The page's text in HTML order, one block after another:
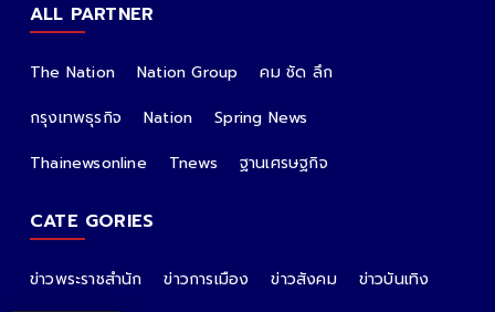
ALL PARTNER
The Nation Nation Group
คม ชัด ลึก
กรุงเทพธุรกิจ
Nation
Spring News
Thainewsonline
Tnews ฐานเศรษฐกิจ
CATE GORIES
ข่าวพระราชสำนัก ข่าวการเมือง ข่าวสังคม
ข่าวบันเทิง